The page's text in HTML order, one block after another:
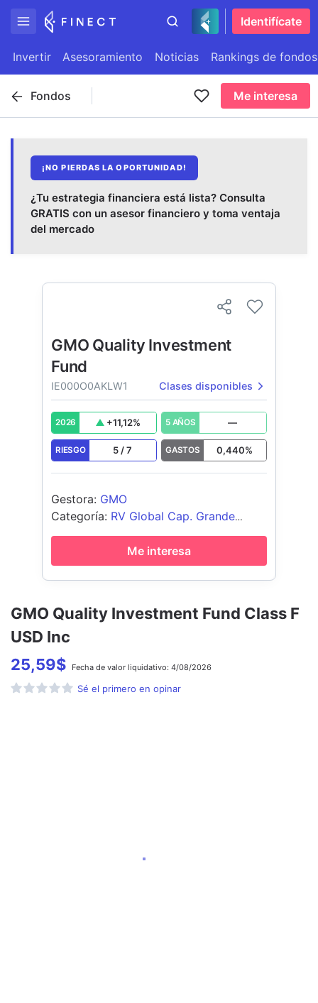
Identifícate
Invertir Asesoramiento Noticias Rankings de fondos
Fondos Me interesa
¡NO PIERDAS LA OPORTUNIDAD!
¿Tu estrategia financiera está lista? Consulta
GRATIS con un asesor financiero y toma ventaja
del mercado
GMO Quality Investment Fund Class F
USD Inc
25,59$ Fecha de valor liquidativo: 4/08/2026
Sé el primero en opinar
GMO Quality Investment
Fund
IE000O0AKLW1 Clases disponibles
2026 +11,12% 5 AÑOS —
RIESGO 5 /7 GASTOS 0,440%
Gestora: GMO
Categoría: RV Global Cap. Grande
Blend
Me interesa